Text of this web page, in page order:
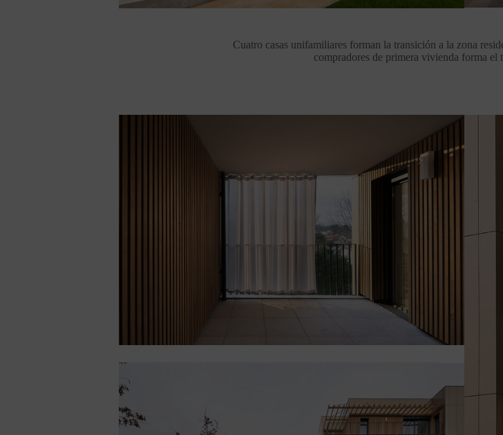
Cuatro casas unifamiliares forman la transición a la zona
compradores de primera vivienda forma el